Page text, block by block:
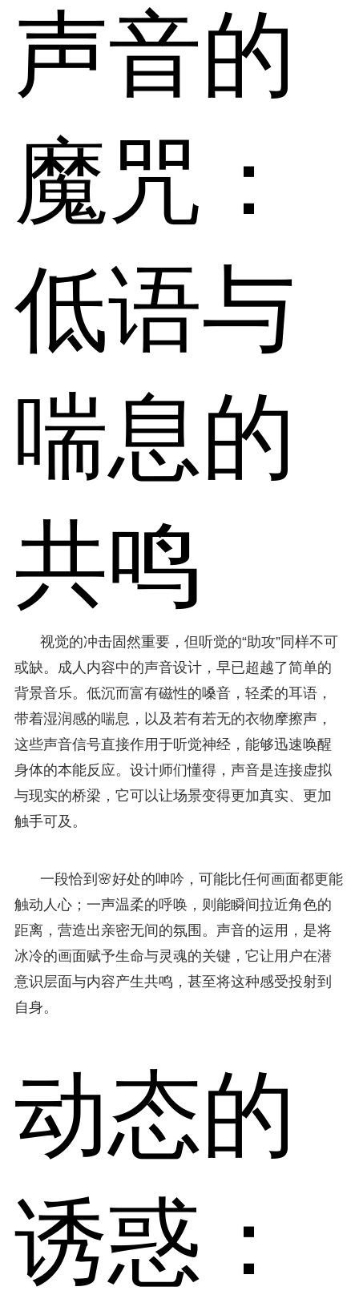
声音的
魔咒：
低语与
喘息的
共鸣
视觉的冲击固然重要，但听觉的“助攻”同样不可
或缺。成人内容中的声音设计，早已超越了简单的
背景音乐。低沉而富有磁性的嗓音，轻柔的耳语，
带着湿润感的喘息，以及若有若无的衣物摩擦声，
这些声音信号直接作用于听觉神经，能够迅速唤醒
身体的本能反应。设计师们懂得，声音是连接虚拟
与现实的桥梁，它可以让场景变得更加真实、更加
触手可及。
一段恰到🌸好处的呻吟，可能比任何画面都更能
触动人心；一声温柔的呼唤，则能瞬间拉近角色的
距离，营造出亲密无间的氛围。声音的运用，是将
冰冷的画面赋予生命与灵魂的关键，它让用户在潜
意识层面与内容产生共鸣，甚至将这种感受投射到
自身。
动态的
诱惑：